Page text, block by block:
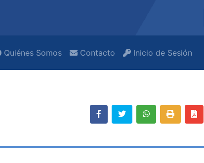
Quiénes Somos Contacto Inicio de Sesión